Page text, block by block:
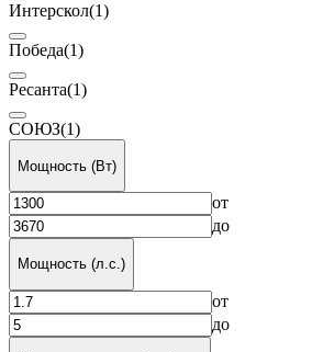
Интерскол(1)
Победа(1)
Ресанта(1)
СОЮЗ(1)
Мощность (Вт)
от
до
Мощность (л.с.)
от
до